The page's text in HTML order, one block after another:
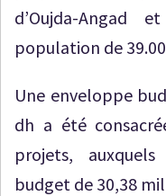
d’Oujda-Angad
population de
Une enveloppe
dh a été
projets,
budget de 30,38